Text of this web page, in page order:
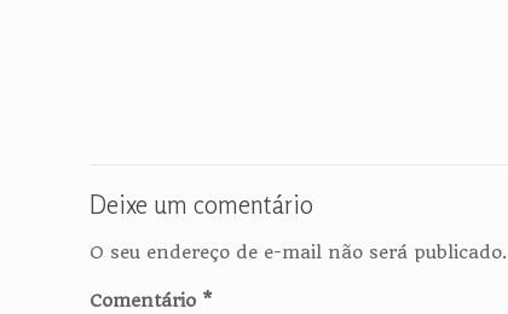
Deixe um comentário
O seu endereço de e-mail não será publicado.
Comentário *